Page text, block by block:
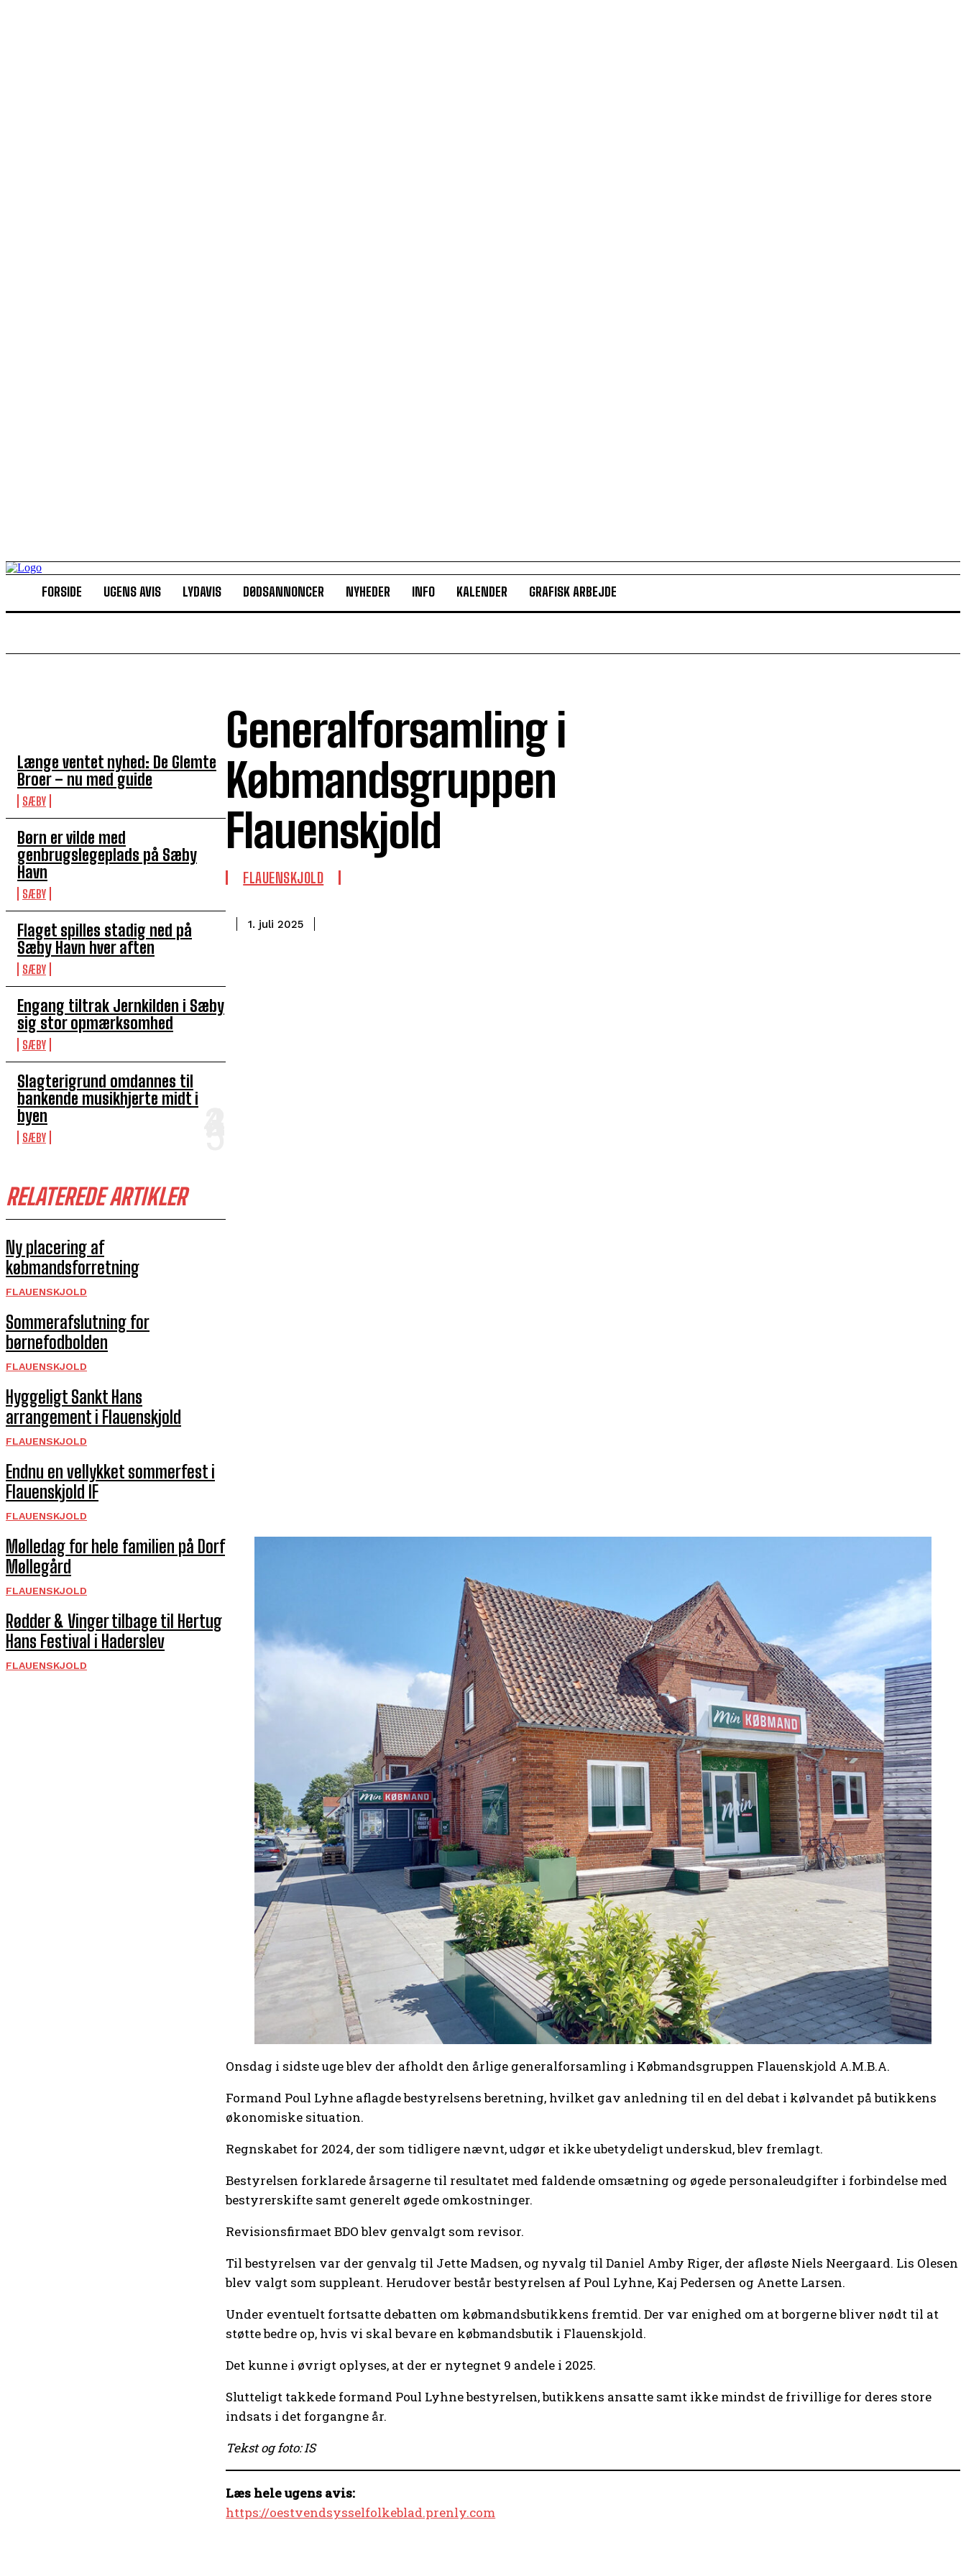
FORSIDE UGENS AVIS LYDAVIS DØDSANNONCER NYHEDER INFO KALENDER GRAFISK ARBEJDE
Længe ventet nyhed: De Glemte
Broer – nu med guide
SÆBY
Børn er vilde med
genbrugslegeplads på Sæby
Havn
SÆBY
Flaget spilles stadig ned på
Sæby Havn hver aften
SÆBY
Engang tiltrak Jernkilden i Sæby
sig stor opmærksomhed
SÆBY
Slagterigrund omdannes til
bankende musikhjerte midt i
byen
SÆBY
RELATEREDE ARTIKLER
Ny placering af
købmandsforretning
FLAUENSKJOLD
Sommerafslutning for
børnefodbolden
FLAUENSKJOLD
Hyggeligt Sankt Hans
arrangement i Flauenskjold
FLAUENSKJOLD
Endnu en vellykket sommerfest i
Flauenskjold IF
FLAUENSKJOLD
Mølledag for hele familien på Dorf
Møllegård
FLAUENSKJOLD
Rødder & Vinger tilbage til Hertug
Hans Festival i Haderslev
FLAUENSKJOLD
Generalforsamling i
Købmandsgruppen
Flauenskjold
FLAUENSKJOLD
1. juli 2025
Onsdag i sidste uge blev der afholdt den årlige generalforsamling i Købmandsgruppen Flauenskjold A.M.B.A.
Formand Poul Lyhne aflagde bestyrelsens beretning, hvilket gav anledning til en del debat i kølvandet på butikkens
økonomiske situation.
Regnskabet for 2024, der som tidligere nævnt, udgør et ikke ubetydeligt underskud, blev fremlagt.
Bestyrelsen forklarede år­sa­ger­ne til resultatet med faldende omsætning og øge­de personaleudgifter i for­bindelse med
bestyrerskifte samt generelt øgede omkostninger.
Revisionsfirmaet BDO blev genvalgt som revisor.
Til bestyrelsen var der genvalg til Jette Madsen, og nyvalg til Daniel Amby Riger, der afløste Niels Neer­gaard. Lis Olesen
blev valgt som suppleant. Herudover består bestyrelsen af Poul Lyhne, Kaj Pedersen og Anette Larsen.
Under eventuelt fortsatte debatten om købmandsbutikkens fremtid. Der var enighed om at borgerne bliver nødt til at
støtte bedre op, hvis vi skal bevare en købmandsbutik i Flauenskjold.
Det kunne i øvrigt oplyses, at der er nytegnet 9 andele i 2025.
Slutteligt takkede formand Poul Lyhne bestyrelsen, butikkens ansatte samt ikke mindst de frivillige for deres store
indsats i det forgangne år.
Tekst og foto: IS
Læs hele ugens avis:
https://oestvendsysselfolkeblad.prenly.com